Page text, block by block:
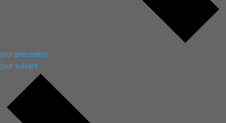
Jour précédent
Jour suivant